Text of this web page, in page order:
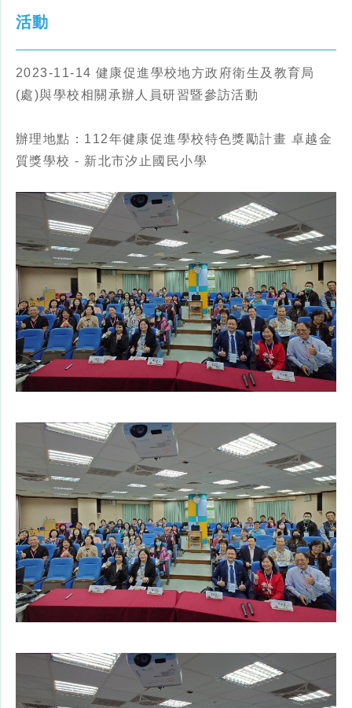
活動
2023-11-14 健康促進學校地方政府衛生及教育局
(處)與學校相關承辦人員研習暨參訪活動
辦理地點：112年健康促進學校特色獎勵計畫 卓越金
質獎學校 - 新北市汐止國民小學